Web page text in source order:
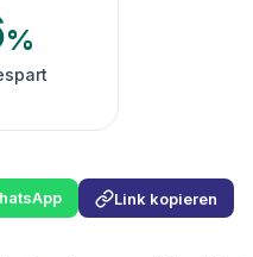
%
Link kopieren